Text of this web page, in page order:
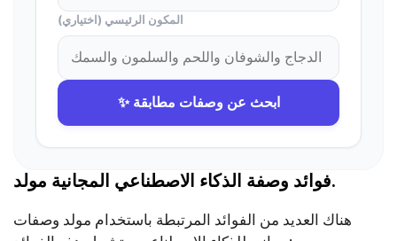
المكون الرئيسي (اختياري)
✨ ابحث عن وصفات مطابقة
فوائد وصفة الذكاء الاصطناعي المجانيةمولد.
هناك العديد من الفوائد المرتبطة باستخدام مولد وصفات